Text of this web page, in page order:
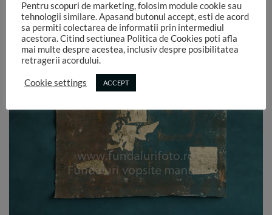
Pentru scopuri de marketing, folosim module cookie sau
tehnologii similare. Apasand butonul accept, esti de acord
sa permiti colectarea de informatii prin intermediul
acestora. Citind sectiunea Politica de Cookies poti afla
mai multe despre acestea, inclusiv despre posibilitatea
retragerii acordului.
Cookie settings ACCEPT